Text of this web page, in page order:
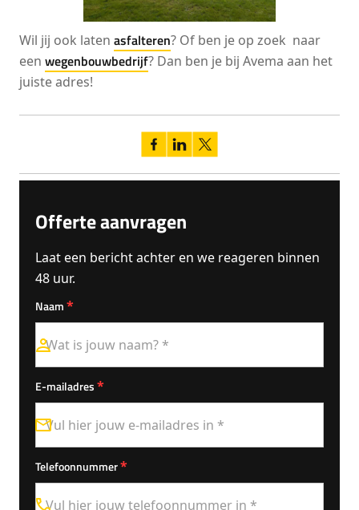
Wil jij ook laten asfalteren? Of ben je op zoek naar
een wegenbouwbedrijf? Dan ben je bij Avema aan het
juiste adres!
Offerte aanvragen
Laat een bericht achter en we reageren binnen
48 uur.
Naam*
E-mailadres*
Telefoonnummer*